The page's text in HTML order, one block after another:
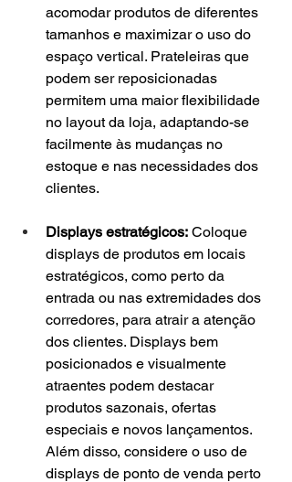
acomodar produtos de diferentes
tamanhos e maximizar o uso do
espaço vertical. Prateleiras que
podem ser reposicionadas
permitem uma maior flexibilidade
no layout da loja, adaptando-se
facilmente às mudanças no
estoque e nas necessidades dos
clientes.
Displays estratégicos: Coloque
displays de produtos em locais
estratégicos, como perto da
entrada ou nas extremidades dos
corredores, para atrair a atenção
dos clientes. Displays bem
posicionados e visualmente
atraentes podem destacar
produtos sazonais, ofertas
especiais e novos lançamentos.
Além disso, considere o uso de
displays de ponto de venda perto